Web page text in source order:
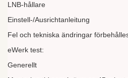
LNB-hållare
Einstell-/Ausrichtanleitung
Fel och tekniska ändringar
eWerk test:
Generellt